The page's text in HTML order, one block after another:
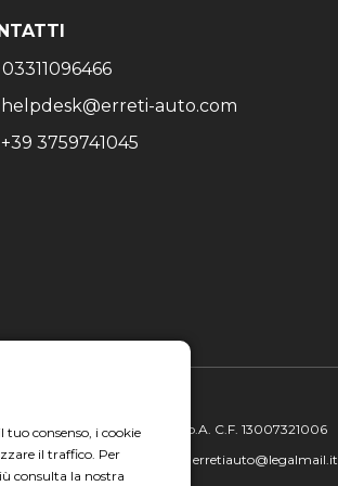
auto.com
3759741045
Italia Vendita Auto S.p.A. C.F. 13007321006
PEC: erretiauto@legalmail.it
consenso, i cookie
il traffico. Per
consulta la nostra